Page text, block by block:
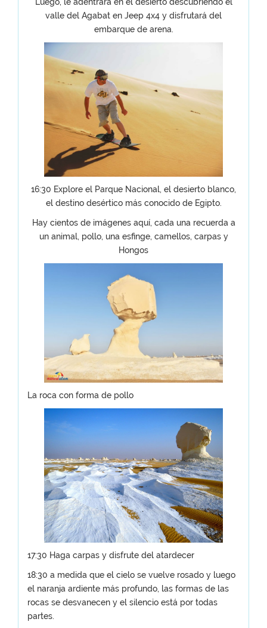
valle del Agabat en Jeep 4x4 y disfrutará del
embarque de arena.
16:30 Explore el Parque Nacional, el desierto blanco,
el destino desértico más conocido de Egipto.
Hay cientos de imágenes aquí, cada una recuerda a
un animal, pollo, una esfinge, camellos, carpas y
Hongos
La roca con forma de pollo
17:30 Haga carpas y disfrute del atardecer
18:30 a medida que el cielo se vuelve rosado y luego
el naranja ardiente más profundo, las formas de las
rocas se desvanecen y el silencio está por todas
partes.